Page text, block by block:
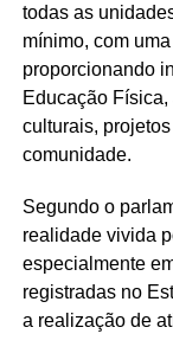
todas as
mínimo, com
proporcionando
Educação
culturais,
comunidade.
Segundo o
realidade vivida
especialmente
registradas no
a realização de